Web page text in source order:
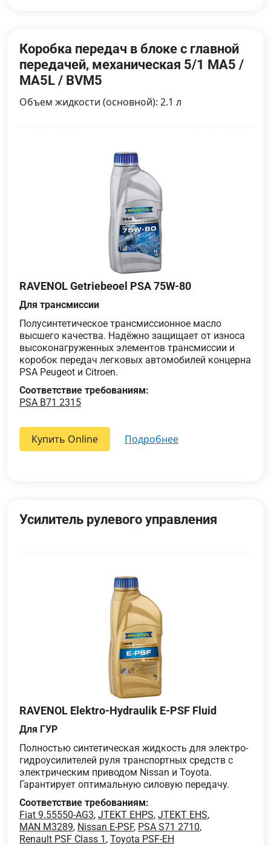
Коробка передач в блоке с главной
передачей, механическая 5/1 MA5 /
MA5L / BVM5
Объем жидкости (основной): 2.1 л
RAVENOL Getriebeoel PSA 75W-80
Для трансмиссии
Полусинтетическое трансмиссионное масло
высшего качества. Надёжно защищает от износа
высоконагруженных элементов трансмиссии и
коробок передач легковых автомобилей концерна
PSA Peugeot и Citroen.
Соответствие требованиям:
PSA B71 2315
Купить Online подробнее
Усилитель рулевого управления
RAVENOL Elektro-Hydraulik E-PSF Fluid
Для ГУР
Полностью синтетическая жидкость для электро-
гидроусилителей руля транспортных средств с
электрическим приводом Nissan и Toyota.
Гарантирует оптимальную силовую передачу.
Соответствие требованиям:
Fiat 9.55550-AG3, JTEKT EHPS, JTEKT EHS,
MAN M3289, Nissan E-PSF, PSA S71 2710,
Renault PSF Class 1 , Toyota PSF-EH